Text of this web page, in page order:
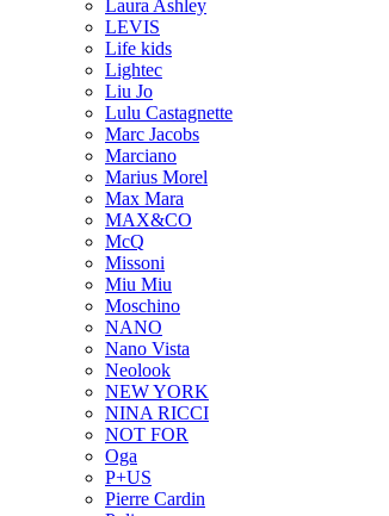
Laura Ashley
LEVIS
Life kids
Lightec
Liu Jo
Lulu Castagnette
Marc Jacobs
Marciano
Marius Morel
Max Mara
MAX&CO
McQ
Missoni
Miu Miu
Moschino
NANO
Nano Vista
Neolook
NEW YORK
NINA RICCI
NOT FOR
Oga
P+US
Pierre Cardin